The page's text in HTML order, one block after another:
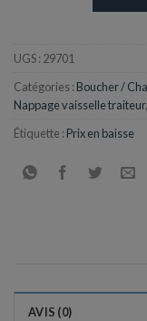
UGS : 29701
Catégories : Boucher /
Nappage vaisselle traiteur,
Étiquette : Prix en baisse
AVIS (0)